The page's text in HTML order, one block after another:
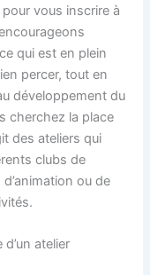
vous inscrire à
qui est en plein
percer, tout en
développement du
cherchez la place
des ateliers qui
clubs de
ou de
atelier